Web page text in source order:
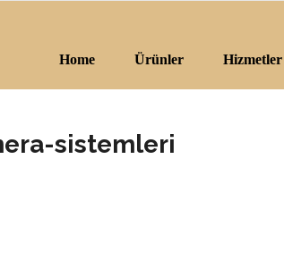
Home Ürünler Hizmetler
sistemleri